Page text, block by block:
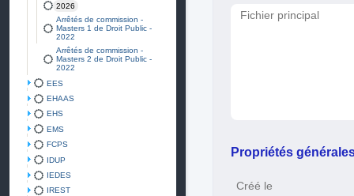
2026
Arrêtés de commission -
Masters 1 de Droit Public -
2022
Arrêtés de commission -
Masters 2 de Droit Public -
2022
EES
EHAAS
EHS
EMS
FCPS
IDUP
IEDES
IREST
Fichier principal
Propriétés
Créé le